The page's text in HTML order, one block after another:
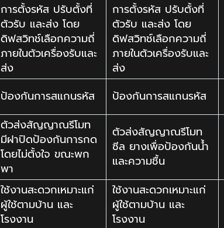
การตั้งรหัส ปรับตั้งที่
ตัวรับ และส่ง โดย
ดิฟสวิทช์เลือกความถี่
ภายในตัวเครื่องรับและ
ส่ง
การตั้งรหัส ปรับตั้งที่
ตัวรับ และส่ง โดย
ดิฟสวิทช์เลือกความถี่
ภายในตัวเครื่องรับและ
ส่ง
ป้องกันการสแกนรหัส ป้องกันการสแกนรหัส
ตัวส่งสัญญาณรีโมท
มีฝาปิดป้องกันการกด
โดยไม่ตั้งใจ ขณะพก
พา
ตัวส่งสัญญาณรีโมท
ซีล ยางเพื่อป้องกันน้ำ
และความชื้น
ใช้งานสะดวกเหมาะแก่
ผู้ใช้ตามบ้าน และ
โรงงาน
ใช้งานสะดวกเหมาะแก่
ผู้ใช้ตามบ้าน และ
โรงงาน